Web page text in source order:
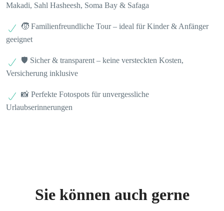
Makadi, Sahl Hasheesh, Soma Bay & Safaga
🧒 Familienfreundliche Tour – ideal für Kinder & Anfänger
geeignet
🛡️ Sicher & transparent – keine versteckten Kosten,
Versicherung inklusive
📸 Perfekte Fotospots für unvergessliche
Urlaubserinnerungen
Sie können auch gerne